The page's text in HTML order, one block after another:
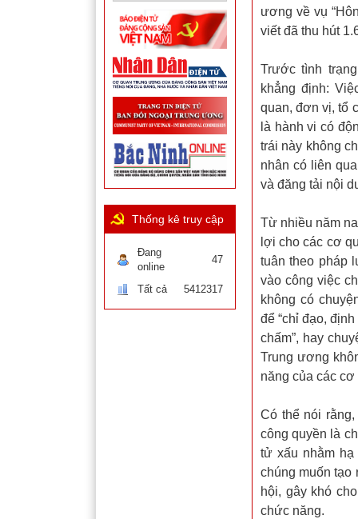
ương về vụ
viết đã thu hút
Trước tình
khẳng định:
quan, đơn vị, tổ
là hành vi có
trái này không
nhân có liên
và đăng tải nội
Từ nhiều năm
lợi cho các cơ
tuân theo pháp
vào công việc
không có
để “chỉ đạo,
chấm”, hay
Trung ương
năng của các
Có thể nói
công quyền là
tử xấu nhằm
chúng muốn tạo
hội, gây khó
chức năng.
Thống kê truy cập
Đang
online
47
Tất cả 5412317